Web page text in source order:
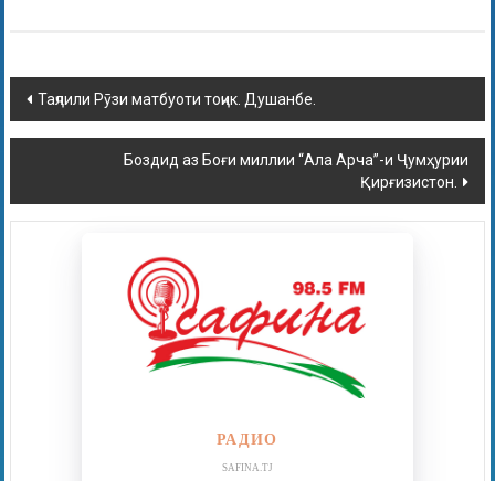
Таҷлили Рӯзи матбуоти тоҷик. Душанбе.
Боздид аз Боғи миллии “Ала Арча”-и Ҷумҳурии
Қирғизистон.
РАДИО
SAFINA.TJ